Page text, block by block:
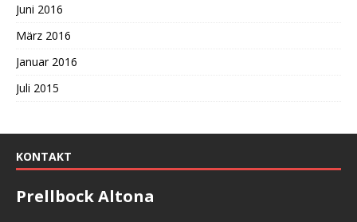
Juni 2016
März 2016
Januar 2016
Juli 2015
KONTAKT
Prellbock Altona